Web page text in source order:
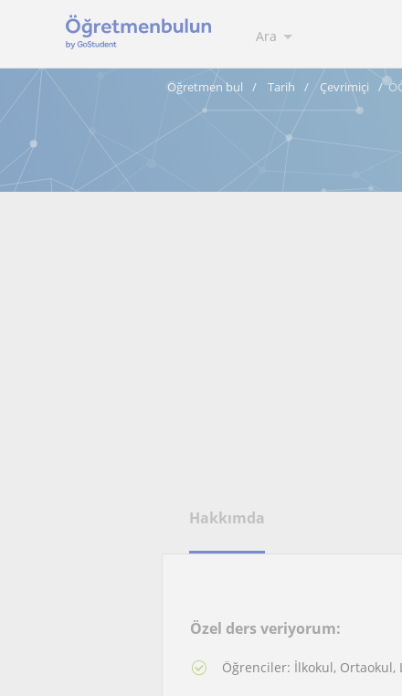
Ara
Öğretmen bul Tarih Çevrimiçi
Hakkımda
Özel ders veriyorum:
Öğrenciler: İlkokul,